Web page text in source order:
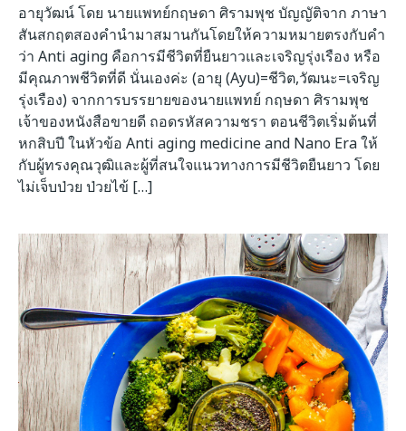
อายุวัฒน์ โดย นายแพทย์กฤษดา ศิรามพุช บัญญัติจาก ภาษา
สันสกฤตสองคำนำมาสมานกันโดยให้ความหมายตรงกับคำ
ว่า Anti aging คือการมีชีวิตที่ยืนยาวและเจริญรุ่งเรือง หรือ
มีคุณภาพชีวิตที่ดี นั่นเองค่ะ (อายุ (Ayu)=ชีวิต,วัฒนะ=เจริญ
รุ่งเรือง) จากการบรรยายของนายแพทย์ กฤษดา ศิรามพุช
เจ้าของหนังสือขายดี ถอดรหัสความชรา ตอนชีวิตเริ่มต้นที่
หกสิบปี ในหัวข้อ Anti aging medicine and Nano Era ให้
กับผู้ทรงคุณวุฒิและผู้ที่สนใจแนวทางการมีชีวิตยืนยาว โดย
ไม่เจ็บป่วย ป่วยไข้ […]